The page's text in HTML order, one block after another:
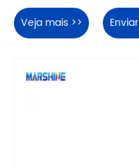
Veja mais >>